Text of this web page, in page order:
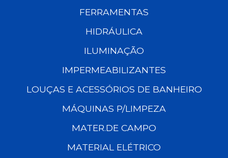
FERRAMENTAS
HIDRÁULICA
ILUMINAÇÃO
IMPERMEABILIZANTES
LOUÇAS E ACESSÓRIOS DE BANHEIRO
MÁQUINAS P/LIMPEZA
MATER.DE CAMPO
MATERIAL ELÉTRICO